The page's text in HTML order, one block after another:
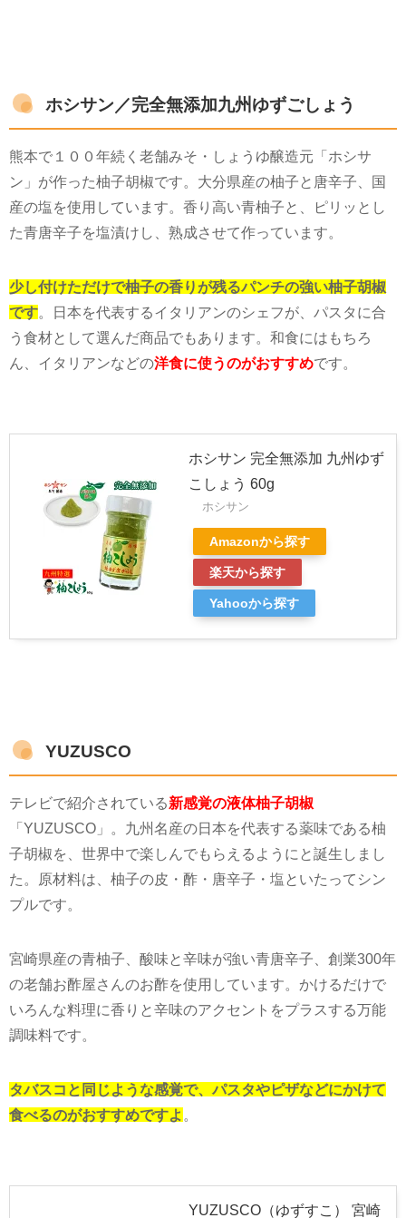
ホシサン／完全無添加九州ゆずごしょう
熊本で１００年続く老舗みそ・しょうゆ醸造元「ホシサ
ン」が作った柚子胡椒です。大分県産の柚子と唐辛子、国
産の塩を使用しています。香り高い青柚子と、ピリッとし
た青唐辛子を塩漬けし、熟成させて作っています。
少し付けただけで柚子の香りが残るパンチの強い柚子胡椒
です 。日本を代表するイタリアンのシェフが、パスタに合
う食材として選んだ商品でもあります。和食にはもちろ
ん、イタリアンなどの洋食に使うのがおすすめです。
ホシサン 完全無添加 九州ゆず
こしょう 60g
ホシサン
Amazonから探す
楽天から探す
Yahooから探す
YUZUSCO
テレビで紹介されている新感覚の液体柚子胡椒
「 YUZUSCO 」。九州名産の日本を代表する薬味である柚
子胡椒を、世界中で楽しんでもらえるようにと誕生しまし
た。原材料は、柚子の皮・酢・唐辛子・塩といたってシン
プルです。
宮崎県産の青柚子、酸味と辛味が強い青唐辛子、創業300年
の老舗お酢屋さんのお酢を使用しています。かけるだけで
いろんな料理に香りと辛味のアクセントをプラスする万能
調味料です。
タバスコと同じような感覚で、パスタやピザなどにかけて
食べるのがおすすめですよ
YUZUSCO（ゆずすこ） 宮崎